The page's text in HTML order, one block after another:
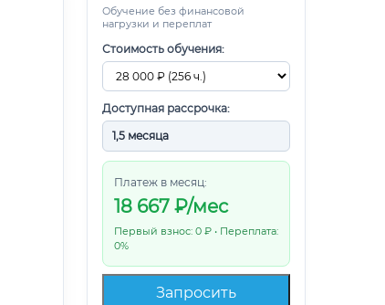
Обучение без финансовой
нагрузки и переплат
Стоимость обучения:
Доступная рассрочка:
Платеж в месяц:
18 667₽/мес
Первый взнос: 0 ₽ • Переплата:
0%
Запросить